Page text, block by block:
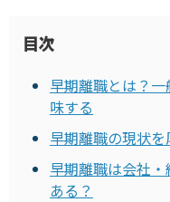
目次
早期離職とは？
味する
早期離職の現状
早期離職は会社
ある？